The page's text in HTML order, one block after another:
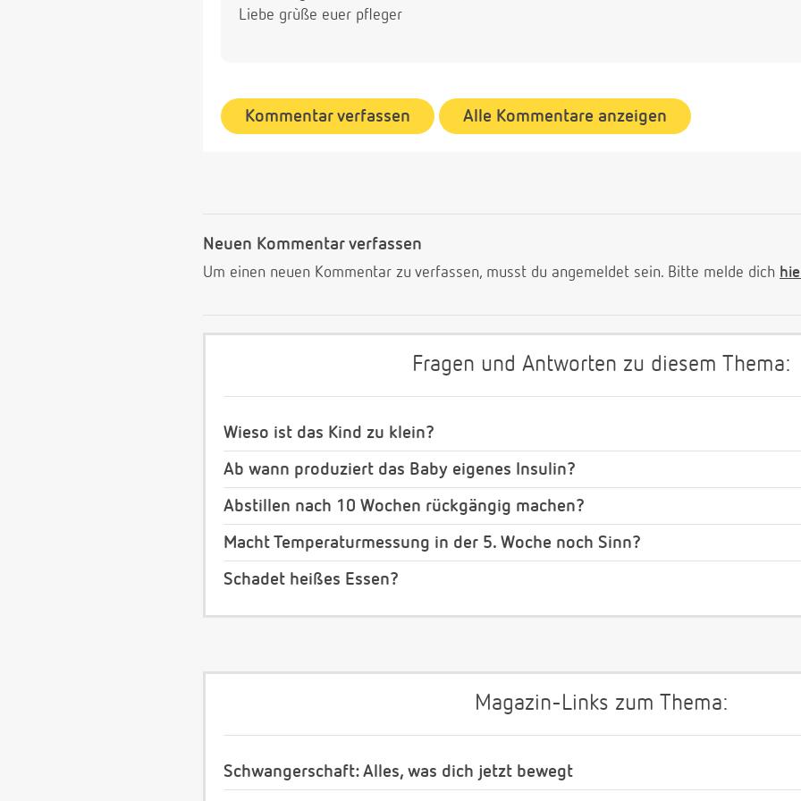
Liebe grùße euer pfleger
Kommentar verfassen Alle Kommentare anzeigen
Neuen Kommentar verfassen
Um einen neuen Kommentar zu verfassen, musst du angemeldet sein. Bitte melde dich
Fragen und Antworten zu diesem Thema:
Wieso ist das Kind zu klein?
Ab wann produziert das Baby eigenes Insulin?
Abstillen nach 10 Wochen rückgängig machen?
Macht Temperaturmessung in der 5. Woche noch Sinn?
Schadet heißes Essen?
Magazin-Links zum Thema:
Schwangerschaft: Alles, was dich jetzt bewegt